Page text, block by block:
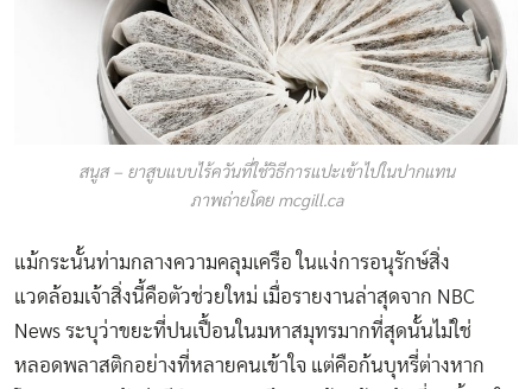
สนูส – ยาสูบแบบไร้ควันที่ใช้วิธีการแปะเข้าไปในปากแทน
ภาพถ่ายโดย mcgill.ca
แม้กระนั้นท่ามกลางความคลุมเครือ ในแง่การอนุรักษ์สิ่ง
แวดล้อมเจ้าสิ่งนี้คือตัวช่วยใหม่ เมื่อรายงานล่าสุดจาก NBC
News ระบุว่าขยะที่ปนเปื้อนในมหาสมุทรมากที่สุดนั้นไม่ใช่
หลอดพลาสติกอย่างที่หลายคนเข้าใจ แต่คือก้นบุหรี่ต่างหาก